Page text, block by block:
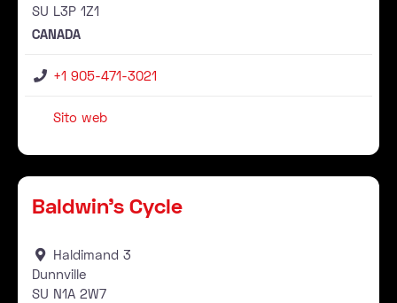
SU L3P 1Z1
CANADA
+1 905-471-3021
Sito web
Baldwin's Cycle
Haldimand 3
Dunnville
SU N1A 2W7